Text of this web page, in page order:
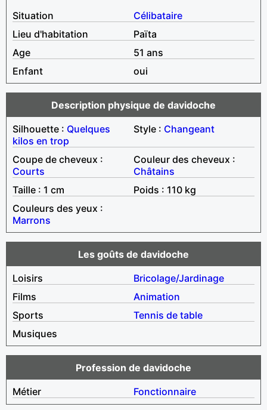
Situation
Célibataire
Lieu d'habitation
Païta
Age
51 ans
Enfant
oui
Description physique de davidoche
Silhouette : Quelques
kilos en trop
Style : Changeant
Coupe de cheveux :
Courts
Couleur des cheveux :
Châtains
Taille : 1 cm
Poids : 110 kg
Couleurs des yeux :
Marrons
Les goûts de davidoche
Loisirs
Bricolage/Jardinage
Films
Animation
Sports
Tennis de table
Musiques
Profession de davidoche
Métier
Fonctionnaire